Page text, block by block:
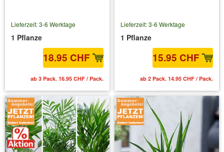
Lieferzeit: 3-6 Werktage
1 Pflanze
18.95 CHF
ab 3 Pack. 16.95 CHF / Pack.
Lieferzeit: 3-6 Werktage
1 Pflanze
15.95 CHF
ab 2 Pack. 14.95 CHF / Pack.